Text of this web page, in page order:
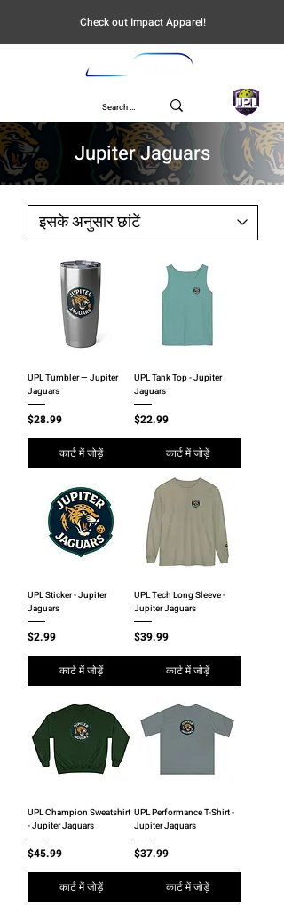
Check out Impact Apparel!
UPL
Jupiter Jaguars
UPL Tumbler — Jupiter
Jaguars
मूल्य
$28.99
कार्ट में जोड़ें
UPL Tank Top - Jupiter
Jaguars
मूल्य
$22.99
कार्ट में जोड़ें
UPL Sticker - Jupiter
Jaguars
मूल्य
$2.99
कार्ट में जोड़ें
UPL Tech Long Sleeve -
Jupiter Jaguars
मूल्य
$39.99
कार्ट में जोड़ें
UPL Champion Sweatshirt
- Jupiter Jaguars
मूल्य
$45.99
कार्ट में जोड़ें
UPL Performance T-Shirt -
Jupiter Jaguars
मूल्य
$37.99
कार्ट में जोड़ें